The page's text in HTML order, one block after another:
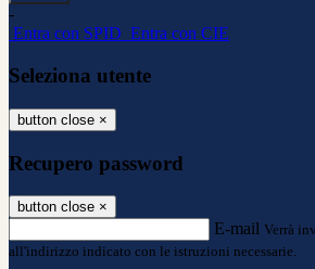
-
Entra con SPID Entra con CIE
Seleziona utente
button close ×
Recupero password
button close ×
E-mail Verrà
all'indirizzo indicato con le istruzioni necessarie.